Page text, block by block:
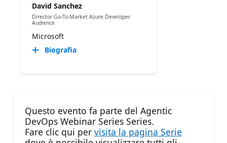
David Sanchez
Director Go-To-Market Azure Developer
Audience
Microsoft
Biografia
Questo evento fa parte del Agentic
DevOps Webinar Series Series.
Fare clic qui per visita la pagina Serie